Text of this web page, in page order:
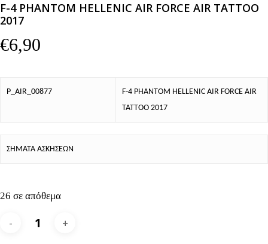
F-4 PHANTOM HELLENIC AIR FORCE AIR TATTOO
2017
€6,90
P_AIR_00877
F-4 PHANTOM HELLENIC AIR FORCE AIR
TATTOO 2017
ΣΗΜΑΤΑ ΑΣΚΗΣΕΩΝ
26 σε απόθεμα